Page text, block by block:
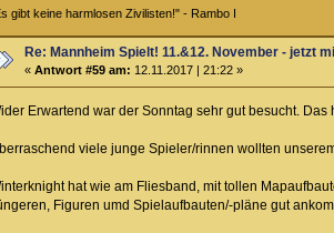
gibt keine harmlosen Zivilisten!" - Rambo I
Re: Mannheim Spielt! 11.&12. November - jetzt
«Antwort #59 am: 12.11.2017 | 21:22 »
Erwartend war der Sonntag sehr gut besucht.
viele junge Spieler/rinnen wollten
hat wie am Fliesband, mit tollen
Figuren umd Spielaufbauten/-pläne gut